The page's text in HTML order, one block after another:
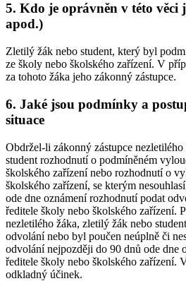
5. Kdo je oprávněn v této věci
apod.)
Zletilý žák nebo student, který byl
ze školy nebo školského zařízení. V
za tohoto žáka jeho zákonný zástupce.
6. Jaké jsou podmínky a
situace
Obdržel-li zákonný zástupce
student rozhodnutí o podmíněném
školského zařízení nebo rozhodnutí o
školského zařízení, se kterým
ode dne oznámení rozhodnutí podat
ředitele školy nebo školského zařízení.
nezletilého žáka, zletilý žák nebo
odvolání nebo byl poučen neúplně či
odvolání nejpozději do 90 dnů ode dne
ředitele školy nebo školského zařízení.
odkladný účinek.